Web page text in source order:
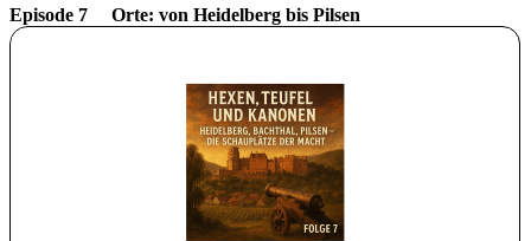
Episode 7 Orte: von Heidelberg bis Pilsen